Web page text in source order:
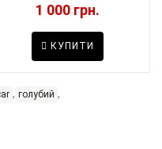
1 000 грн.
КУПИТИ
, голубий ,